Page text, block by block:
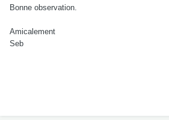
Bonne observation.
Amicalement
Seb